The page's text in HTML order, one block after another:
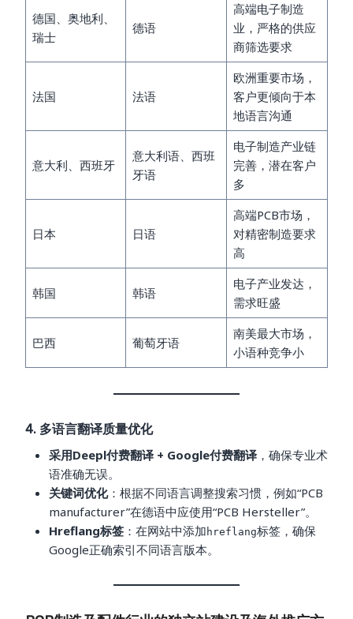
德国、奥地利、
瑞士
德语
高端电子制造
业，严格的供应
商筛选要求
法国 法语
欧洲重要市场，
客户更倾向于本
地语言沟通
意大利、西班牙
意大利语、西班
牙语
电子制造产业链
完善，潜在客户
多
日本 日语
高端PCB市场，
对精密制造要求
高
韩国 韩语
电子产业发达，
需求旺盛
巴西 葡萄牙语
南美最大市场，
小语种竞争小
4. 多语言翻译质量优化
采用Deepl付费翻译 + Google付费翻译 ，确保专业术
语准确无误。
关键词优化：根据不同语言调整搜索习惯，例如“PCB
manufacturer”在德语中应使用“PCB Hersteller”。
Hreflang标签 ：在网站中添加 hreflang标签，确保
Google正确索引不同语言版本。